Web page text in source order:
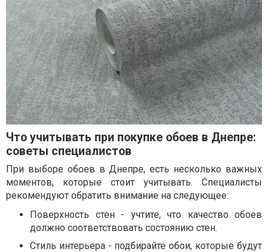
Что учитывать при покупке обоев в Днепре:
советы специалистов
При выборе обоев в Днепре, есть несколько важных
моментов, которые стоит учитывать. Специалисты
рекомендуют обратить внимание на следующее:
Поверхность стен - учтите, что качество обоев
должно соответствовать состоянию стен.
Стиль интерьера - подбирайте обои, которые будут